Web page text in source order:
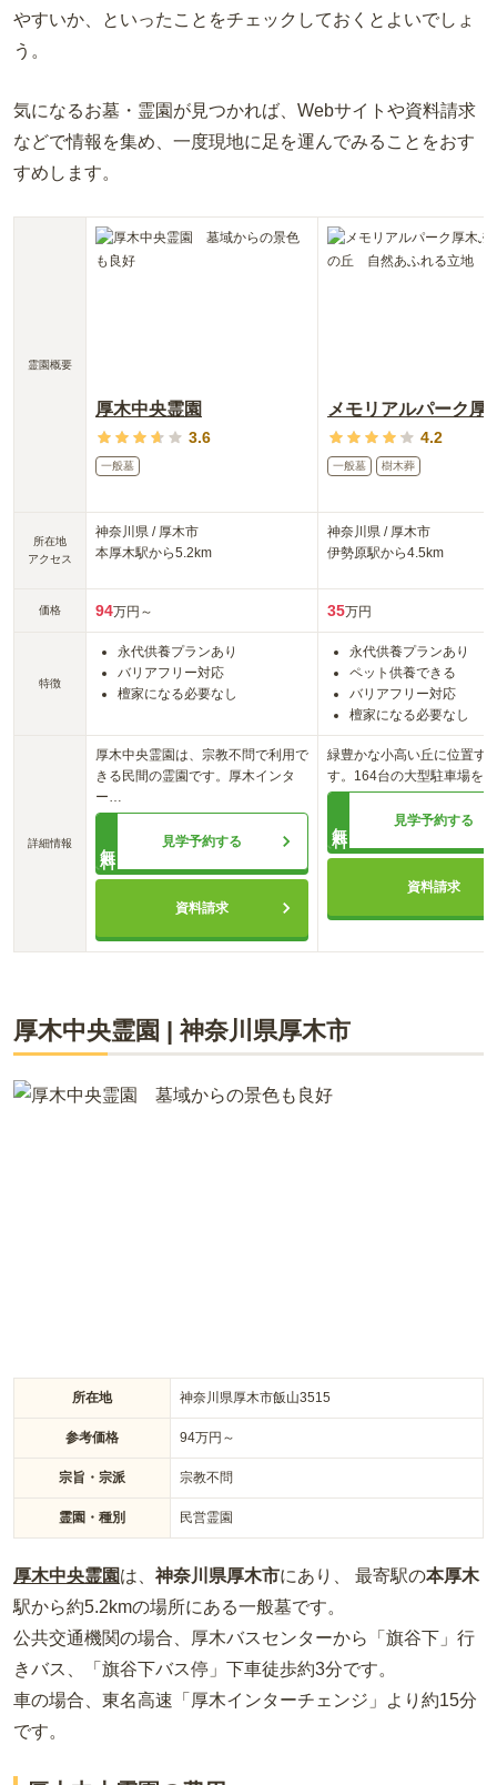
やすいか、といったことをチェックしておくとよいでしょ
う。
気になるお墓・霊園が見つかれば、Webサイトや資料請求
などで情報を集め、一度現地に足を運んでみることをおす
すめします。
霊園概要
所在地
アクセス
価格
特徴
詳細情報
厚木中央霊園
3.6
一般墓
神奈川県 / 厚木市
本厚木駅から5.2km
94万円～
永代供養プランあり
バリアフリー対応
檀家になる必要なし
厚木中央霊園は、宗教不問で利用で
きる民間の霊園です。厚木インタ
ー…
見学予約する
資料請求
4.2
一般墓 樹木葬
神奈川県 / 厚木市
伊勢原駅から4.5km
35万円
永代供養プランあり
ペット供養できる
バリアフリー対応
檀家になる必要なし
緑豊かな小高い丘に位置す
す。164台の大型駐車場を
見学予約する
資料請求
厚木中央霊園 |神奈川県厚木市
所在地 神奈川県厚木市飯山3515
参考価格 94万円～
宗旨・宗派 宗教不問
霊園・種別 民営霊園
厚木中央霊園は、 神奈川県厚木市にあり、 最寄駅の本厚木
駅から約5.2kmの場所にある一般墓です。
公共交通機関の場合 、厚木バスセンターから「旗谷下」行
きバス、「旗谷下バス停」下車徒歩約3分です。
車の場合 、東名高速「厚木インターチェンジ」より約15分
です。